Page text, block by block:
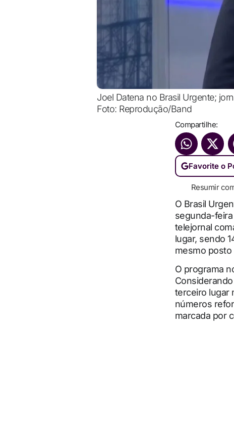
Joel Datena no Brasil Urgente;
Foto: Reprodução/Band
Compartilhe:
Favorite o
Resumir
O Brasil
segunda-
telejornal
lugar, sendo
mesmo posto
O programa
terceiro lugar
números
marcada por